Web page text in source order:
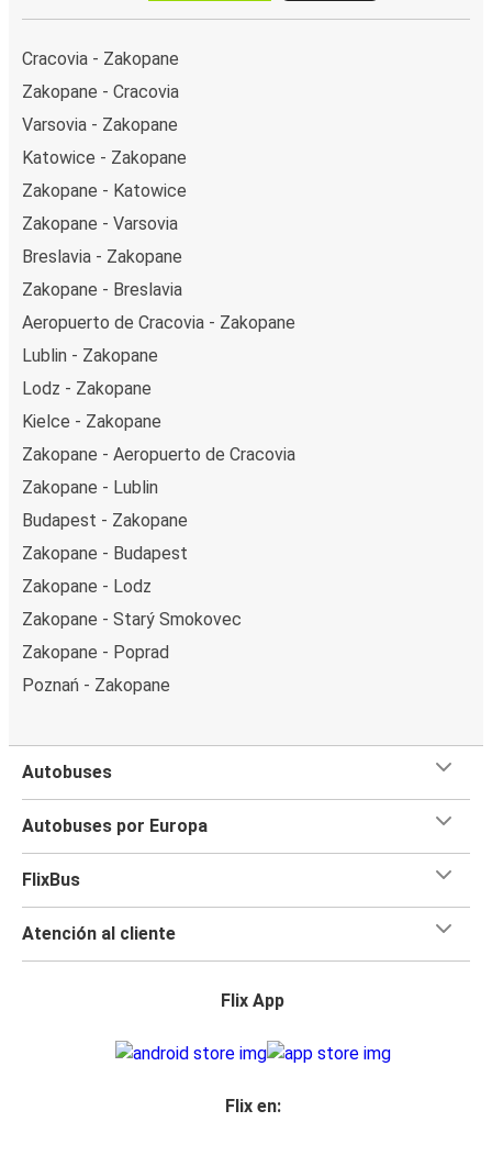
Cracovia - Zakopane
Zakopane - Cracovia
Varsovia - Zakopane
Katowice - Zakopane
Zakopane - Katowice
Zakopane - Varsovia
Breslavia - Zakopane
Zakopane - Breslavia
Aeropuerto de Cracovia - Zakopane
Lublin - Zakopane
Lodz - Zakopane
Kielce - Zakopane
Zakopane - Aeropuerto de Cracovia
Zakopane - Lublin
Budapest - Zakopane
Zakopane - Budapest
Zakopane - Lodz
Zakopane - Starý Smokovec
Zakopane - Poprad
Poznań - Zakopane
Autobuses
Autobuses por Europa
FlixBus
Atención al cliente
Flix App
Flix en: